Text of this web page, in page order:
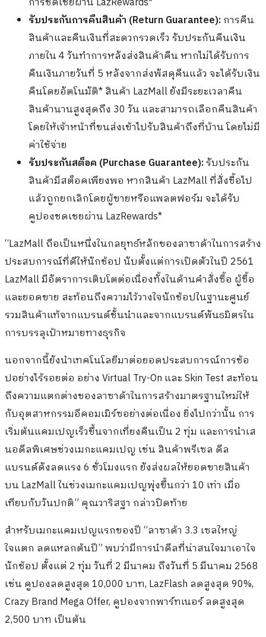
รับประกันการคืนสินค้า (Return Guarantee):การคืน
สินค้าและคืนเงินที่สะดวกรวดเร็ว รับประกันคืนเงิน
ภายใน 4 วันทำการหลังส่งสินค้าคืน หากไม่ได้รับการ
คืนเงินภายวันที่ 5 หลังจากส่งพัสดุคืนแล้ว จะได้รับเงิน
คืนโดยอัตโนมัติ* สินค้า LazMall ยังมีระยะเวลาคืน
สินค้านานสูงสุดถึง 30 วัน และสามารถเลือกคืนสินค้า
โดยให้เจ้าหน้าที่ขนส่งเข้าไปรับสินค้าถึงที่บ้าน โดยไม่มี
ค่าใช้จ่าย
รับประกันสต็อค (Purchase Guarantee):รับประกัน
สินค้ามีสต็อคเพียงพอ หากสินค้า LazMall ที่สั่งซื้อไป
แล้วถูกยกเลิกโดยผู้ขายหรือแพลตฟอร์ม จะได้รับ
คูปองชดเชยผ่าน LazRewards*
“LazMall ถือเป็นหนึ่งในกลยุทธ์หลักของลาซาด้าในการสร้าง
ประสบการณ์ที่ดีให้นักช้อป นับตั้งแต่การเปิดตัวในปี 2561
LazMall มีอัตราการเติบโตต่อเนื่องทั้งในด้านคำสั่งซื้อ ผู้ซื้อ
และยอดขาย สะท้อนถึงความไว้วางใจนักช้อปในฐานะศูนย์
รวมสินค้าแท้จากแบรนด์ชั้นนำและจากแบรนด์พันธมิตรใน
การบรรลุเป้าหมายทางธุรกิจ
นอกจากนี้ยังนำเทคโนโลยีมาต่อยอดประสบการณ์การช้อ
ปอย่างไร้รอยต่อ อย่าง Virtual Try-On และ Skin Test สะท้อน
ถึงความแตกต่างของลาซาด้าในการสร้างมาตรฐานใหม่ให้
กับอุตสาหกรรมอีคอมเมิร์ซอย่างต่อเนื่อง ยิ่งไปกว่านั้น การ
เริ่มต้นแคมเปญเร็วขึ้นจากเที่ยงคืนเป็น 2 ทุ่ม และการนำเส
นอดีลพิเศษช่วงเมกะแคมเปญ เช่น สินค้าพรีเซล ดีล
แบรนด์ดังลดแรง 6 ชั่วโมงแรก ยังส่งผลให้ยอดขายสินค้า
บน LazMall ในช่วงเมกะแคมเปญพุ่งขึ้นกว่า 10 เท่า เมื่อ
เทียบกับวันปกติ” คุณวาริสฐา กล่าวปิดท้าย
สำหรับเมกะแคมเปญแรกของปี “ลาซาด้า 3.3 เซลใหญ่
ใจแตก ลดแหลกต้นปี” พบว่ามีการนำดีลที่น่าสนใจมาเอาใจ
นักช้อป ตั้งแต่ 2 ทุ่ม วันที่ 2 มีนาคม ถึงวันที่ 5 มีนาคม 2568
เช่น คูปองลดสูงสุด 10,000 บาท, LazFlash ลดสูงสุด 90%,
Crazy Brand Mega Offer, คูปองจากพาร์ทเนอร์ ลดสูงสุด
2,500 บาท เป็นต้น